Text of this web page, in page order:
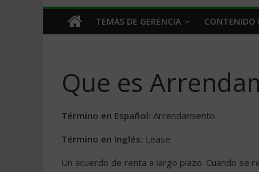
TEMAS DE GERENCIA CONTENIDO
Que es
Término en Español: Arrendamiento
Término en Inglés: Lease
Un acuerdo de renta a largo plazo. Cuando